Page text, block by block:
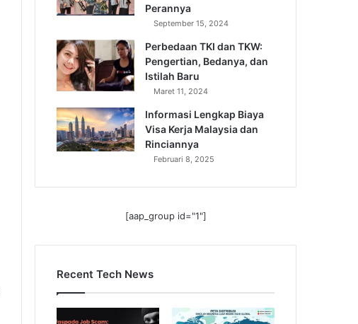
Perannya
September 15, 2024
Perbedaan TKI dan TKW:
Pengertian, Bedanya, dan
Istilah Baru
Maret 11, 2024
Informasi Lengkap Biaya
Visa Kerja Malaysia dan
Rinciannya
Februari 8, 2025
[aap_group id="1"]
Recent Tech News